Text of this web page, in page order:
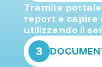
Tramite
report e capire
utilizzando il
3